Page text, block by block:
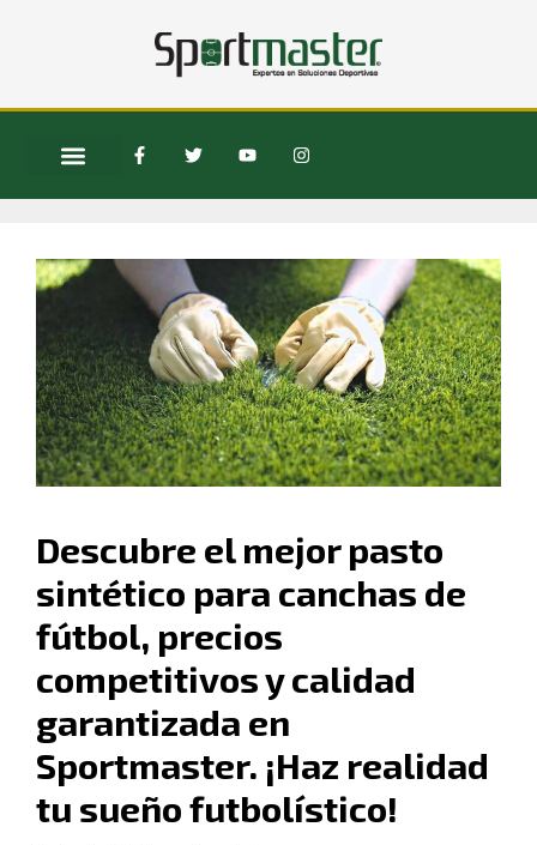
Descubre el mejor pasto
sintético para canchas de
fútbol, precios
competitivos y calidad
garantizada en
Sportmaster. ¡Haz realidad
tu sueño futbolístico!